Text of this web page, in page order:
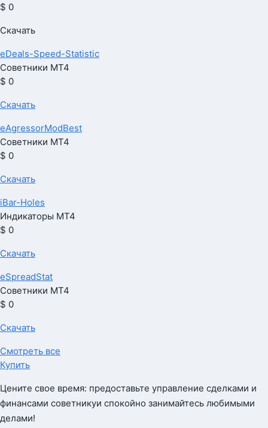
$ 0
Скачать
eDeals-Speed-Statistic
Советники МТ4
$ 0
Скачать
eAgressorModBest
Советники МТ4
$ 0
Скачать
iBar-Holes
Индикаторы МТ4
$ 0
Скачать
eSpreadStat
Советники МТ4
$ 0
Скачать
Смотреть все
Купить
Цените свое время: предоставьте управление сделками и
финансами советникуи спокойно занимайтесь любимыми
делами!